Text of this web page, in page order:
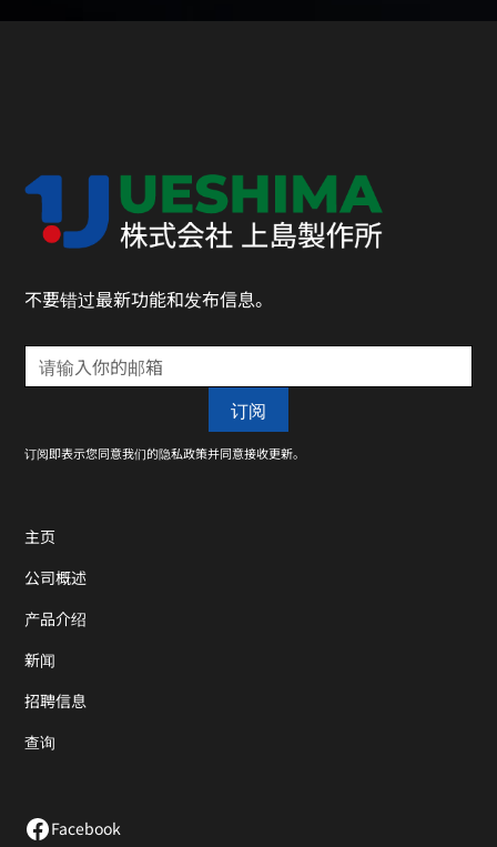
不要错过最新功能和发布信息。
订阅即表示您同意我们的隐私政策并同意接收更新。
主页
公司概述
产品介绍
新闻
招聘信息
查询
Facebook